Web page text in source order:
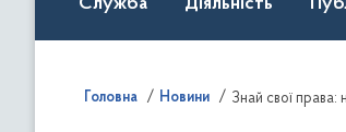
Служба Діяльність
Головна Новини Знай свої права: